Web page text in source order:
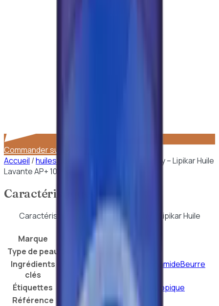
Commander sur WhatsApp
Accueil /huiles corporelles
La Roche-Posay – Lipikar Huile
Lavante AP+ 1000ml
Caractéristiques
Caractéristiques de
La Roche-Posay – Lipikar Huile
Lavante AP+ 1000ml
Marque
La Roche-Posay
Type de peau
Sensible
Ingrédients
clés
Aqua Posae Filiformis NiacinamideBeurre
Étiquettes
Apaisant
Peau atopique
Référence
3337875905466